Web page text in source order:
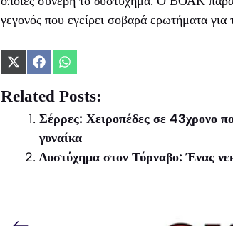
γεγονός που εγείρει σοβαρά ερωτήματα
Share
X
(Twitter)
Share
Facebook
Share
WhatsApp
Related Posts:
Σέρρες: Χειροπέδες σε 43χρονο
γυναίκα
Δυστύχημα στον Τύρναβο: Ένας